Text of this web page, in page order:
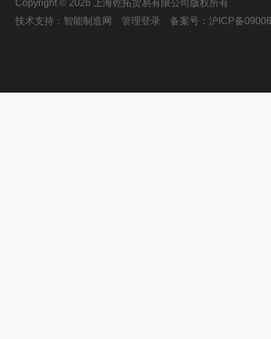
Copyright © 2026 上海乾拓贸易有限公司版权所有
技术支持： 智能制造网 管理登录 备案号： 沪ICP备